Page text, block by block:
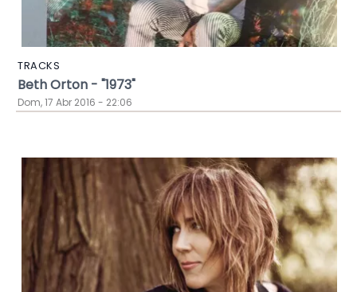
TRACKS
Beth Orton - "1973"
Dom, 17 Abr 2016 - 22:06